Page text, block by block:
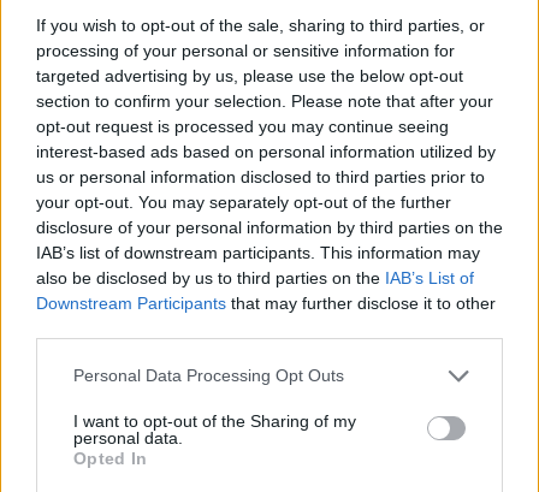
If you wish to opt-out of the sale, sharing to third parties, or
processing of your personal or sensitive information for
targeted advertising by us, please use the below opt-out
section to confirm your selection. Please note that after your
opt-out request is processed you may continue seeing
interest-based ads based on personal information utilized by
us or personal information disclosed to third parties prior to
your opt-out. You may separately opt-out of the further
disclosure of your personal information by third parties on the
IAB’s list of downstream participants. This information may
also be disclosed by us to third parties on the IAB’s List of
Downstream Participants that may further disclose it to other
Personal Data Processing Opt Outs
I want to opt-out of the Sharing of my
personal data.
Opted In
leyendas de la música norteña.
Conclusión
Los Cardenales de Nuevo León han logrado un
estatus icónico en la música mexicana, gracias a su
pasión, talento y determinación. Desde sus humildes
inicios en Monterrey hasta su consolidación como
referentes internacionales, la banda ha demostrado
que, con esfuerzo y corazón, se pueden conquistar
corazones y dejar un legado imborrable.
la música, y su impacto perdurará por muchas
generaciones más.